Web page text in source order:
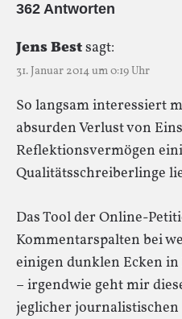
362 Antworten
Jens Bestsagt:
31. Januar 2014 um 0:19 Uhr
So langsam interessiert
absurden Verlust von
Reflektionsvermögen
Qualitätsschreiberlinge
Das Tool der Online-
Kommentarspalten bei
einigen dunklen Ecken
– irgendwie geht mir
jeglicher journalistischen